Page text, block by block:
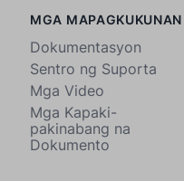
MGA MAPAGKUKUNAN
Dokumentasyon
Sentro ng Suporta
Mga Video
Mga Kapaki-
pakinabang na
Dokumento